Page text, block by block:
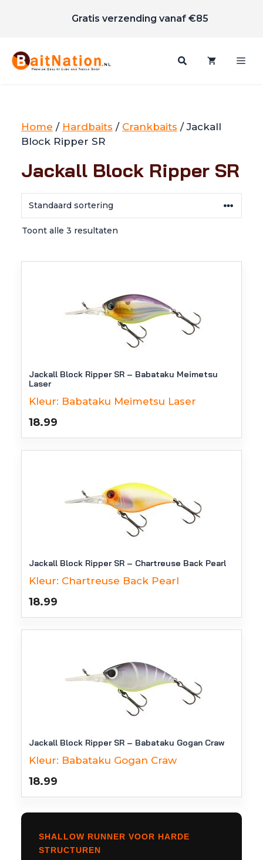
inhoud
Gratis verzending vanaf €85
Home / Hardbaits / Crankbaits / Jackall
Block Ripper SR
Jackall Block Ripper SR
Toont alle 3 resultaten
Jackall Block Ripper SR – Babataku Meimetsu
Laser
Kleur: Babataku Meimetsu Laser
18.99
Jackall Block Ripper SR – Chartreuse Back Pearl
Kleur: Chartreuse Back Pearl
18.99
Jackall Block Ripper SR – Babataku Gogan Craw
Kleur: Babataku Gogan Craw
18.99
SHALLOW RUNNER VOOR HARDE
STRUCTUREN